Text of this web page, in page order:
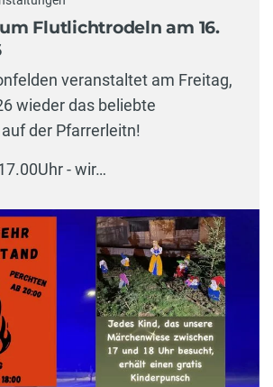
Flutlichtrodeln am 16.
veranstaltet am Freitag,
wieder das beliebte
der Pfarrerleitn!
- wir…